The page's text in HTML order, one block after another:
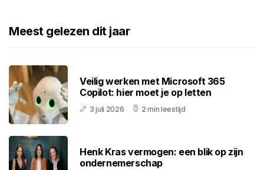
Meest gelezen dit jaar
Veilig werken met Microsoft 365
Copilot: hier moet je op letten
3 juli 2026 2 min leestijd
Henk Kras vermogen: een blik op zijn
ondernemerschap